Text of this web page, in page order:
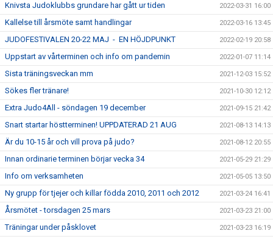
Knivsta Judoklubbs grundare har gått ur tiden 2022-03-31 16:00
Kallelse till årsmöte samt handlingar 2022-03-16 13:45
JUDOFESTIVALEN 20-22 MAJ - EN HÖJDPUNKT 2022-02-19 20:58
Uppstart av vårterminen och info om pandemin 2022-01-07 11:14
Sista träningsveckan mm 2021-12-03 15:52
Sökes fler tränare! 2021-10-30 12:12
Extra Judo4All - söndagen 19 december 2021-09-15 21:42
Snart startar höstterminen! UPPDATERAD 21 AUG 2021-08-13 14:13
Är du 10-15 år och vill prova på judo? 2021-08-12 20:55
Innan ordinarie terminen börjar vecka 34 2021-05-29 21:29
Info om verksamheten 2021-05-05 13:50
Ny grupp för tjejer och killar födda 2010, 2011 och 2012 2021-03-24 16:41
Årsmötet - torsdagen 25 mars 2021-03-23 21:00
Träningar under påsklovet 2021-03-23 16:19